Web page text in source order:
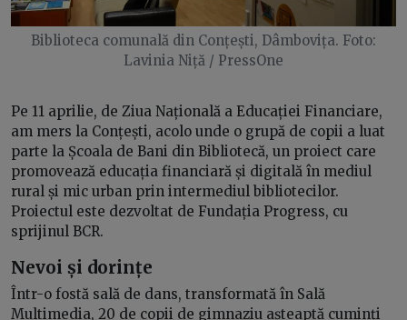
Biblioteca comunală din Conțești, Dâmbovița. Foto:
Lavinia Niță / PressOne
Pe 11 aprilie, de Ziua Națională a Educației Financiare,
am mers la Conțești, acolo unde o grupă de copii a luat
parte la Școala de Bani din Bibliotecă, un proiect care
promovează educația financiară și digitală în mediul
rural și mic urban prin intermediul bibliotecilor.
Proiectul este dezvoltat de Fundația Progress, cu
sprijinul BCR.
Nevoi și dorințe
Într-o fostă sală de dans, transformată în Sală
Multimedia, 20 de copii de gimnaziu așteaptă cuminți